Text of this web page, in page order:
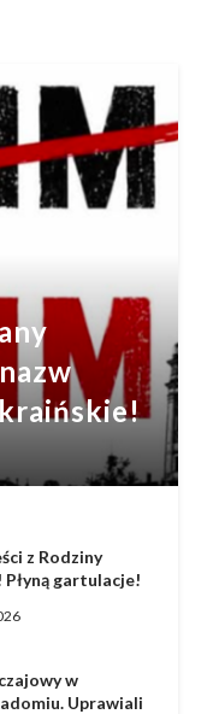
z Rodziny
gartulacje!
w
Uprawiali